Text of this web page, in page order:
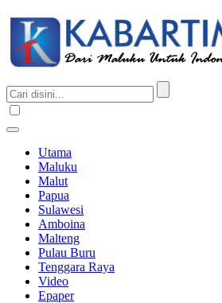
Utama
Maluku
Malut
Papua
Sulawesi
Amboina
Malteng
Pulau Buru
Tenggara Raya
Video
Epaper